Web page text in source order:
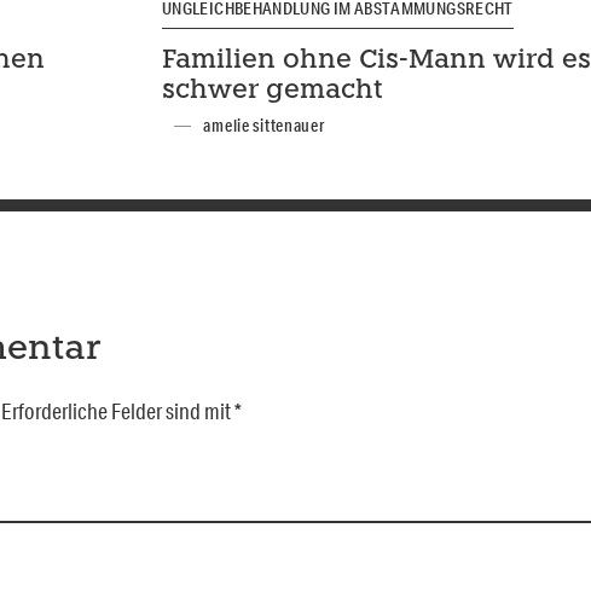
UNGLEICHBEHANDLUNG IM ABSTAMMUNGSRECHT
Familien ohne Cis-Mann wird es
schwer gemacht
amelie sittenauer
Erforderliche Felder sind mit*